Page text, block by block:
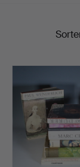
Slutpriser